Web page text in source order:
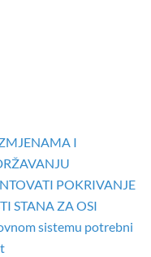
I
POKRIVANJE
STANA ZA OSI
sistemu potrebni